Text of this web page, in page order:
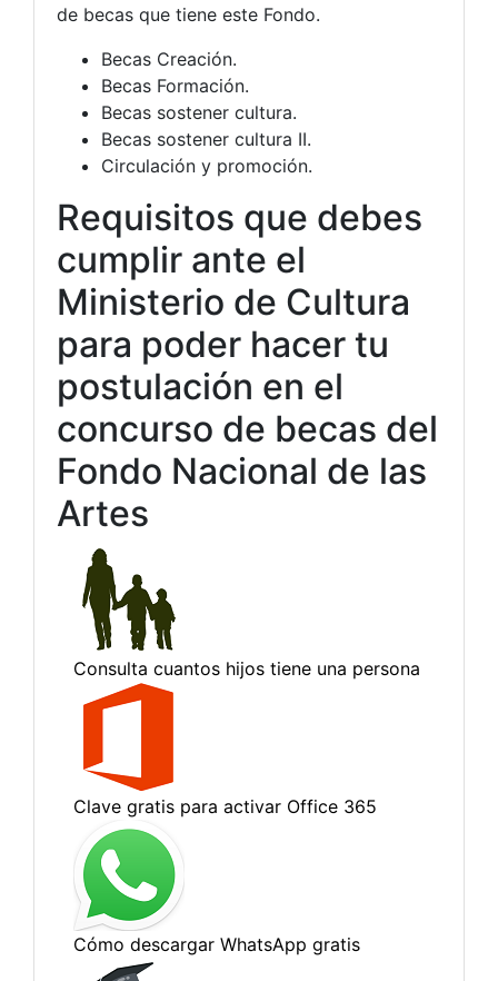
de becas que tiene este Fondo.
Becas Creación.
Becas Formación.
Becas sostener cultura.
Becas sostener cultura II.
Circulación y promoción.
Requisitos que debes
cumplir ante el
Ministerio de Cultura
para poder hacer tu
postulación en el
concurso de becas del
Fondo Nacional de las
Artes